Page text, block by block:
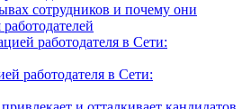
сотрудников и почему они
работодателя в Сети: